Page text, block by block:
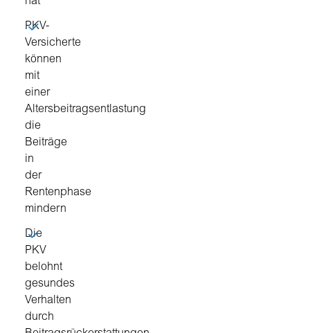
PKV-
Versicherte
können
mit
einer
Altersbeitragsentlastung
die
Beiträge
in
der
Rentenphase
mindern
Die
PKV
belohnt
gesundes
Verhalten
durch